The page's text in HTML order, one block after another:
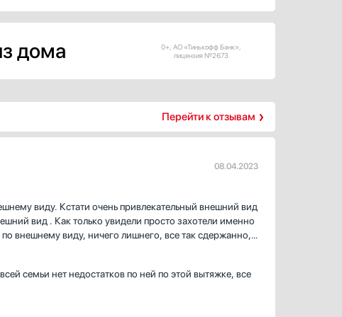
дома
0+, АО «Тинькофф Банк»,
лицензия №2673
Перейти к отзывам
08.04.2023
виду. Кстати очень привлекательный внешний вид
вид . Как только увидели просто захотели именно
внешнему виду, ничего лишнего, все так сдержанно,
и никаких зазоров. Управление идеальное,
там и так все понятно и просто! Включается просто,
тихо, я вообще надумала что вытяжки могут
дом, но не у нее, он реально очень тихая и порой
семьи нет недостатков по ней по этой вытяжке, все